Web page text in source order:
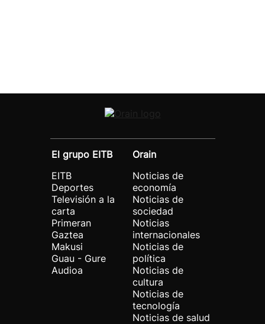
El grupo EITB
EITB
Deportes
Televisión a la
carta
Primeran
Gaztea
Makusi
Guau - Gure
Audioa
Orain
Noticias de
economía
Noticias de
sociedad
Noticias
internacionales
Noticias de
política
Noticias de
cultura
Noticias de
tecnología
Noticias de salud